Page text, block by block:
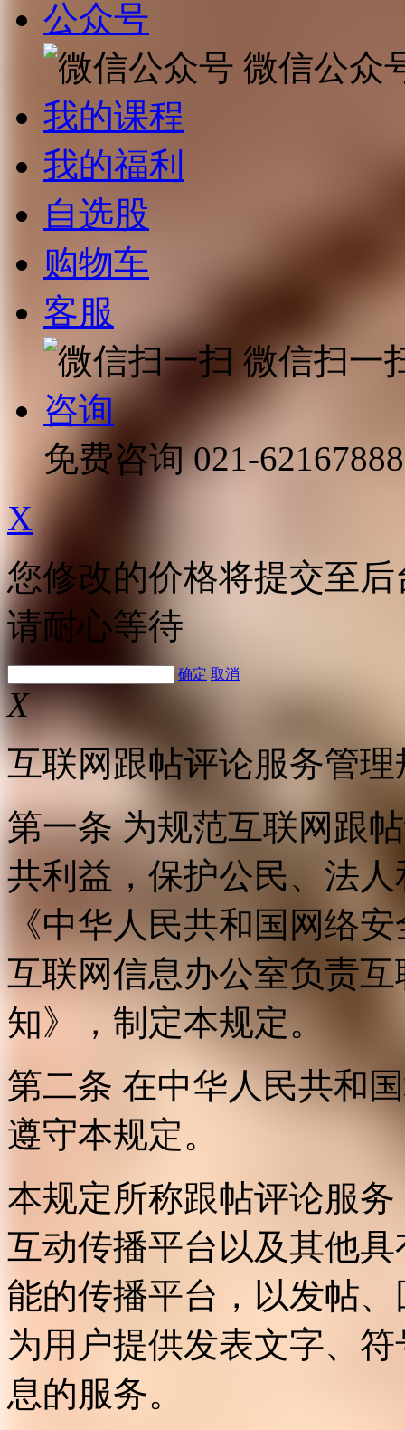
公众号
微信公众
我的课程
我的福利
自选股
购物车
客服
微信扫一
咨询
免费咨询 021-62167888
X
您修改的价格将提交至
请耐心等待
确定 取消
X
互联网跟帖评论服务管理
第一条 为规范互联网跟
共利益，保护公民、法
《中华人民共和国网络
互联网信息办公室负责
知》，制定本规定。
第二条 在中华人民共和
遵守本规定。
本规定所称跟帖评论服
互动传播平台以及其他
能的传播平台，以发帖
为用户提供发表文字、
息的服务。